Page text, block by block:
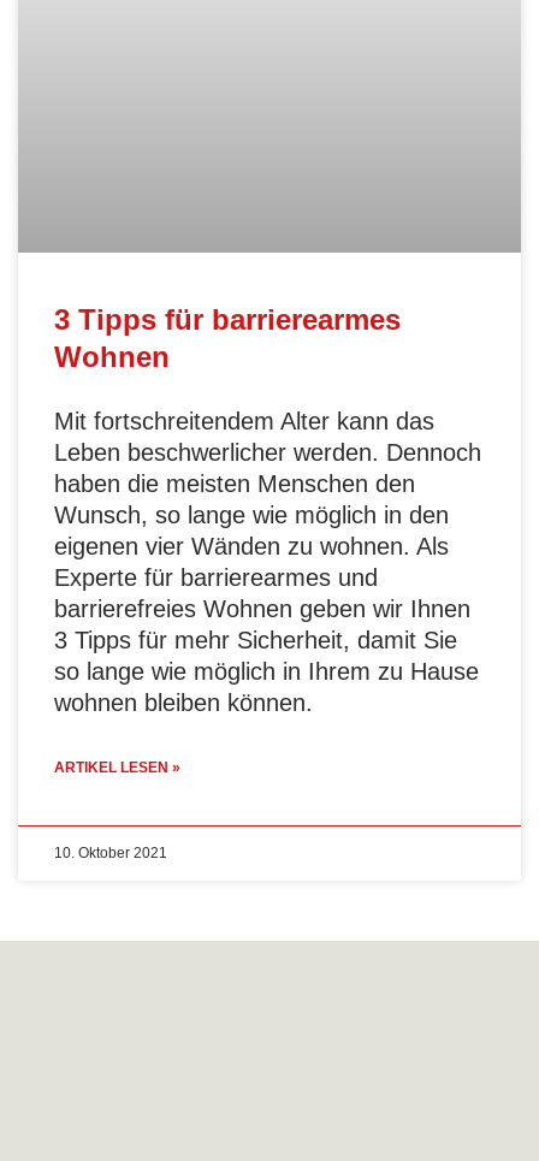
3 Tipps für barrierearmes
Wohnen
Mit fortschreitendem Alter kann das
Leben beschwerlicher werden. Dennoch
haben die meisten Menschen den
Wunsch, so lange wie möglich in den
eigenen vier Wänden zu wohnen. Als
Experte für barrierearmes und
barrierefreies Wohnen geben wir Ihnen
3 Tipps für mehr Sicherheit, damit Sie
so lange wie möglich in Ihrem zu Hause
wohnen bleiben können.
ARTIKEL LESEN »
10. Oktober 2021